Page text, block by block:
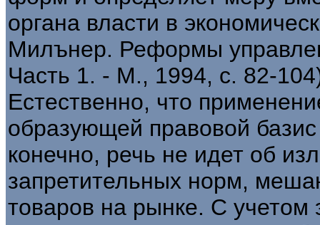
органа власти в
Милънер. Реформы
Часть 1. - М., 1994, с. 82-
Естественно, что
образующей правовой
конечно, речь не идет об
запретительных норм,
товаров на рынке. С учетом